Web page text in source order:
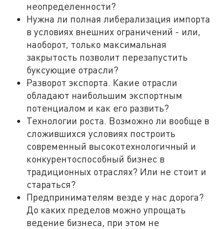
неопределенности?
Нужна ли полная либерализация импорта
в условиях внешних ограничений - или,
наоборот, только максимальная
закрытость позволит перезапустить
буксующие отрасли?
Разворот экспорта. Какие отрасли
обладают наибольшим экспортным
потенциалом и как его развить?
Технологии роста. Возможно ли вообще в
сложившихся условиях построить
современный высокотехнологичный и
конкурентоспособный бизнес в
традиционных отраслях? Или не стоит и
стараться?
Предпринимателям везде у нас дорога?
До каких пределов можно упрощать
ведение бизнеса, при этом не